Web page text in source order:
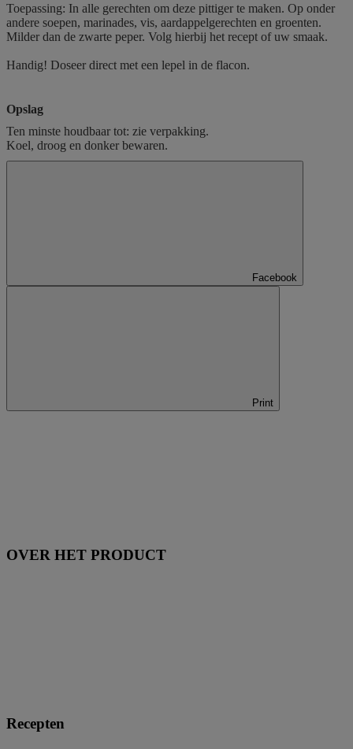
Toepassing: In alle gerechten om deze pittiger te maken. Op onder
andere soepen, marinades, vis, aardappelgerechten en groenten.
Milder dan de zwarte peper. Volg hierbij het recept of uw smaak.
Handig! Doseer direct met een lepel in de flacon.
Opslag
Ten minste houdbaar tot: zie verpakking.
Koel, droog en donker bewaren.
Facebook
Print
OVER HET PRODUCT
Recepten